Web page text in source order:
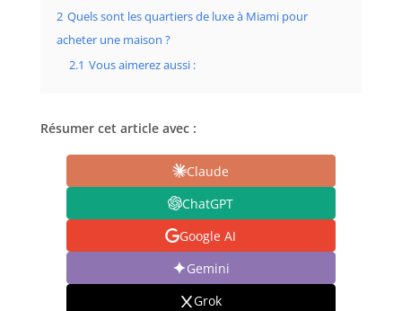
2 Quels sont les quartiers de luxe à Miami pour
acheter une maison ?
2.1 Vous aimerez aussi :
Résumer cet article avec :
Claude
ChatGPT
Google AI
Gemini
Grok